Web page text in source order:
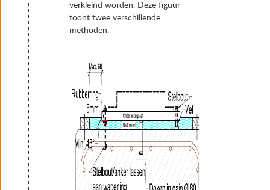
verkleind worden. Deze figuur
toont twee verschillende
methoden.